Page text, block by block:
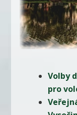
Volby
pro